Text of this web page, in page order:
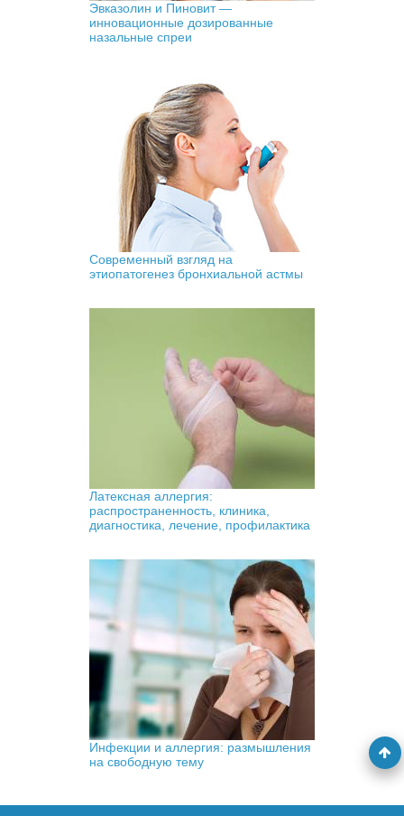
Эвказолин и Пиновит —
инновационные дозированные
назальные спреи
Современный взгляд на
этиопатогенез бронхиальной астмы
Латексная аллергия:
распространенность, клиника,
диагностика, лечение, профилактика
Инфекции и аллергия: размышления
на свободную тему